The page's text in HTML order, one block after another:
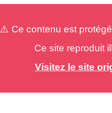
⚠️ Ce contenu est
Ce site reproduit
Visitez le site